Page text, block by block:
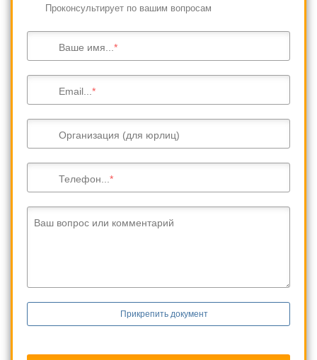
Проконсультирует по вашим вопросам
Ваше имя...
Email...
Организация (для юрлиц)
Телефон...
Ваш вопрос или комментарий
Прикрепить документ